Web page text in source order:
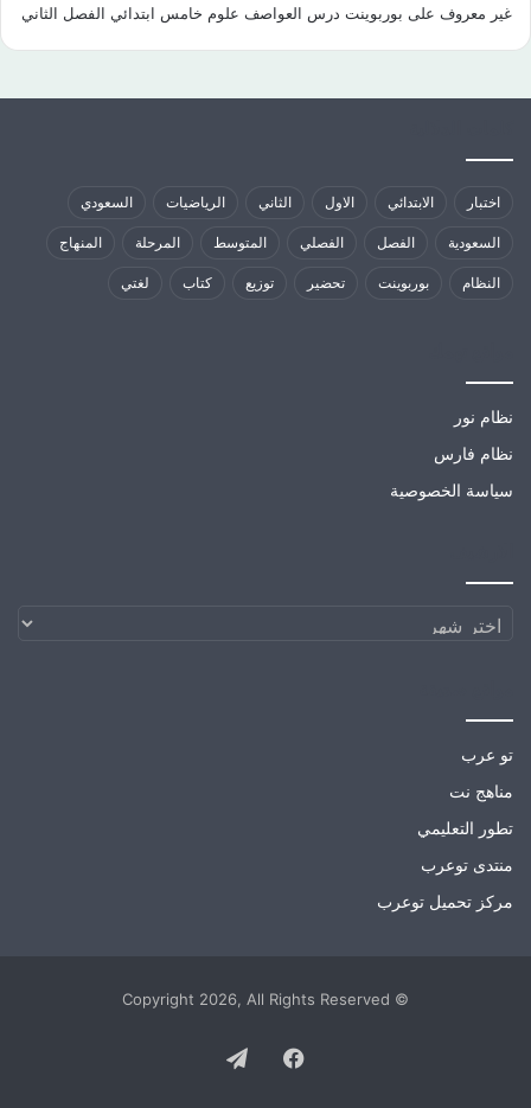
غير معروف على بوربوينت درس العواصف علوم خامس ابتدائي الفصل الثاني
اختبار الابتدائي الاول الثاني الرياضيات السعودي
السعودية الفصل الفصلي المتوسط المرحلة المنهاج
النظام بوربوينت تحضير توزيع كتاب لغتي
نظام نور
نظام فارس
سياسة الخصوصية
الارشيف
تو عرب
مناهج نت
تطور التعليمي
منتدى توعرب
مركز تحميل توعرب
© Copyright 2026, All Rights Reserved
Facebook
Telegram